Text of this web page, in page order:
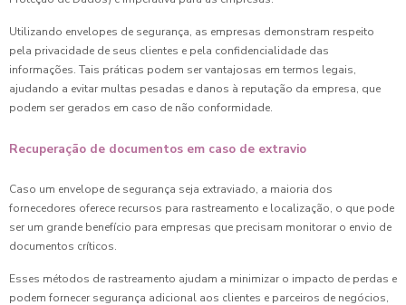
Utilizando envelopes de segurança, as empresas demonstram respeito
pela privacidade de seus clientes e pela confidencialidade das
informações. Tais práticas podem ser vantajosas em termos legais,
ajudando a evitar multas pesadas e danos à reputação da empresa, que
podem ser gerados em caso de não conformidade.
Recuperação de documentos em caso de extravio
Caso um envelope de segurança seja extraviado, a maioria dos
fornecedores oferece recursos para rastreamento e localização, o que pode
ser um grande benefício para empresas que precisam monitorar o envio de
documentos críticos.
Esses métodos de rastreamento ajudam a minimizar o impacto de perdas e
podem fornecer segurança adicional aos clientes e parceiros de negócios,